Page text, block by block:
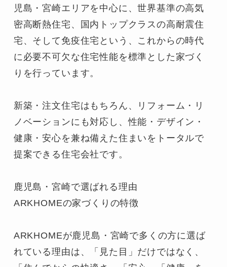
児島・宮崎エリアを中心に、世界基準の高気
密高断熱住宅、国内トップクラスの高耐震住
宅、そして免疫住宅という、これからの時代
に必要不可欠な住宅性能を標準とした家づく
りを行っています。
新築・注文住宅はもちろん、リフォーム・リ
ノベーションにも対応し、性能・デザイン・
健康・安心を兼ね備えた住まいをトータルで
提案できる住宅会社です。
鹿児島・宮崎で選ばれる理由
ARKHOMEの家づくりの特徴
ARKHOMEが鹿児島・宮崎で多くの方に選ば
れている理由は、「見た目」だけではなく、